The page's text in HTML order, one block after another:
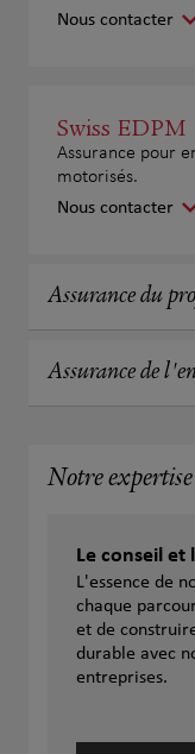
Nous contacter
Swiss EDPM
Assurance pour
motorisés.
Nous contacter
Assurance du
Assurance de
Notre expertise
Le conseil
L'essence de
chaque
et de
durable avec
entreprises.